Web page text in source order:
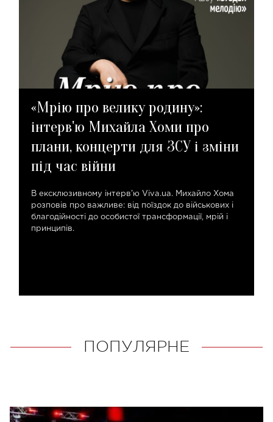
«Мрію про велику родину»:
інтерв'ю Михайла Хоми про
плани, концерти для ЗСУ і зміни
під час війни
В ексклюзивному інтерв’ю Viva.ua. Михайло Хома
розповів про важливе: від поїздок до військових і
благодійності до особистої трансформації, мрій і
принципів.
ПОПУЛЯРНЕ